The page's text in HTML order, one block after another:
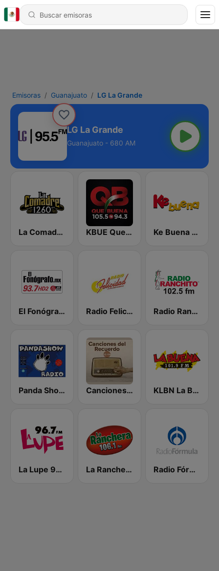
Emisoras Guanajuato LG La Grande
LG La Grande
Guanajuato - 680 AM
La Comadre 1260 AM KBUE Que Buena 105.5 / 94.3 FM (US Only) Ke Buena 92.9 FM
El Fonógrafo HD2 Radio Felicidad 1180 AM Radio Ranchito
Panda Show Radio Canciones del Recuerdo DJec KLBN La Buena 101.9 FM
La Lupe 96.7 FM | León La Ranchera 106.1 FM Radio Fórmula 103.3 FM